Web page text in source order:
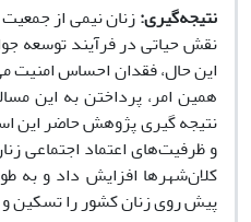
نتیجه‌گیری:زنان نیمی از
نقش حیاتی در فرآیند توسعه
این حال، فقدان احساس امنیت
همین امر، پرداختن به این
نتیجه گیری پژوهش حاضر این
و ظرفیت‌های اعتماد اجتماعی
کلان‌شهرها افزایش داد و به
پیش روی زنان کشور را تسکین و